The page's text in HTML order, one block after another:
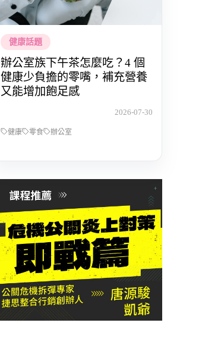
健康話題
辦公室族下午茶怎麼吃？4 個
健康少負擔的零嘴，補充營養
又能增加飽足感
2026-07-30
健康 零食 辦公室